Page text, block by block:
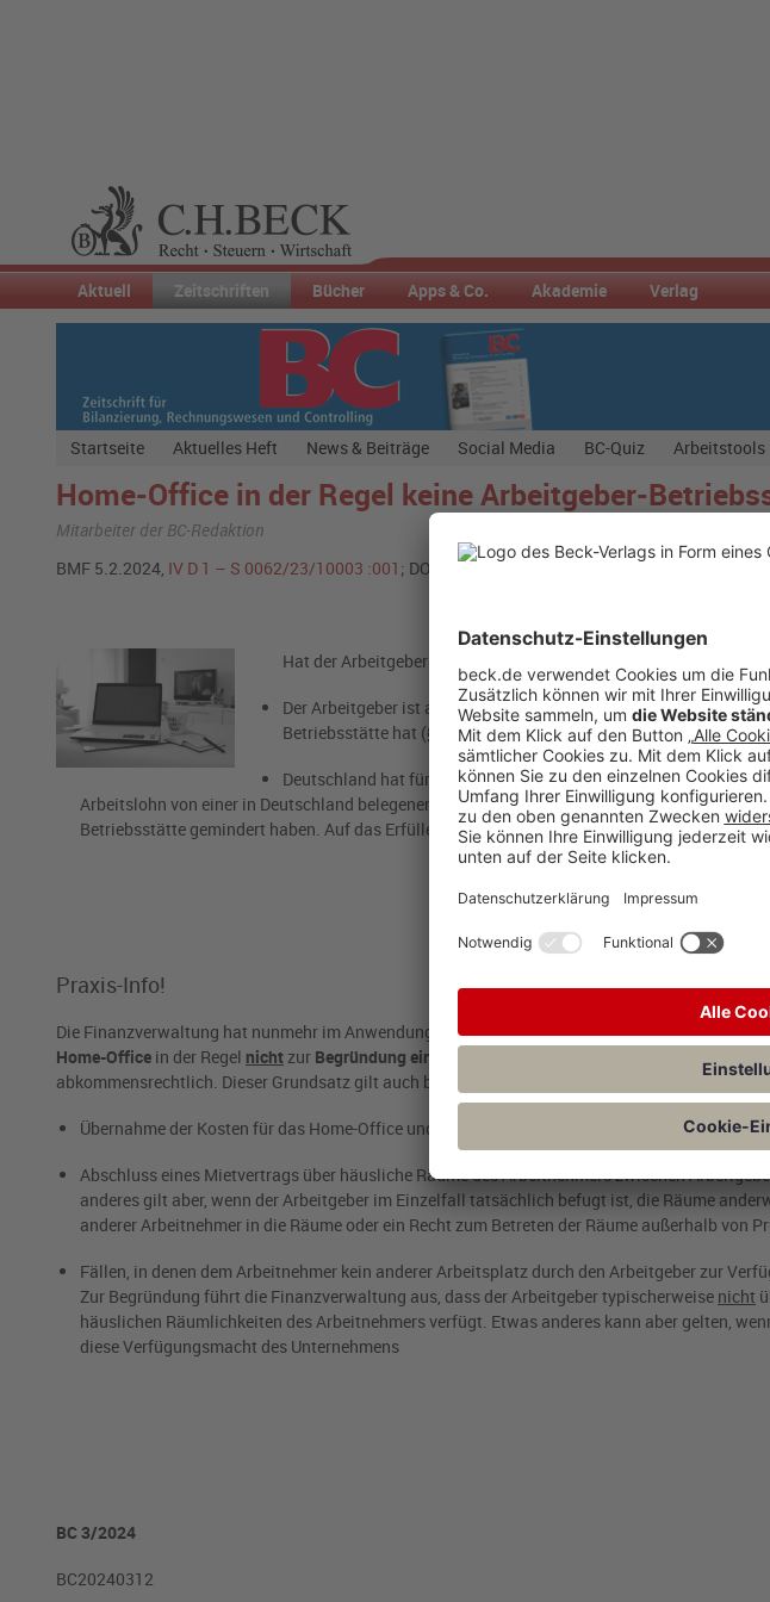
Aktuell Zeitschriften Bücher Apps & Co. Akademie Verlag
Startseite Aktuelles Heft News & Beiträge Social Media BC-Quiz Arbeitstools
Home-Office in der Regel keine Arbeitgeber-
Mitarbeiter der BC-Redaktion
BMF 5.2.2024, IV D 1 – S 0062/23/10003 :001 ; DOK 2023/1122582 (Tz. 2.4)
Hat der Arbeitgeber in Deutschland eine Betriebsstätte, treten
Der Arbeitgeber ist als sog. inländischer Arbeitgeber zum
Betriebsstätte hat (§ 38 Abs. 1 S. 1 Nr. 1 EStG).
Deutschland hat für den Arbeitslohn eines im Ausland
Arbeitslohn von einer in Deutschland belegenen Betriebsstätte getragen wird, d.h., die
Betriebsstätte gemindert haben. Auf das Erfüllen oder Nichterfüllen der 183-Tage-Regelung
Praxis-Info!
Die Finanzverwaltung hat nunmehr im Anwendungserlass zur Abgabenordnung geregelt, dass
Home-Office in der Regel nichtzur Begründung einer Betriebsstätte
des Arbeitgebers führt;
abkommensrechtlich. Dieser Grundsatz gilt auch bei:
Übernahme der Kosten für das Home-Office und die Ausstattung durch den Arbeitgeber;
Abschluss eines Mietvertrags über häusliche Räume des Arbeitnehmers zwischen
anderes gilt aber, wenn der Arbeitgeber im Einzelfall tatsächlich befugt ist, die Räume
anderer Arbeitnehmer in die Räume oder ein Recht zum Betreten der Räume außerhalb von
Fällen, in denen dem Arbeitnehmer kein anderer Arbeitsplatz durch den Arbeitgeber zur
Zur Begründung führt die Finanzverwaltung aus, dass der Arbeitgeber typischerweise nicht
häuslichen Räumlichkeiten des Arbeitnehmers verfügt. Etwas anderes kann aber gelten,
diese Verfügungsmacht des Unternehmens
BC 3/2024
BC20240312